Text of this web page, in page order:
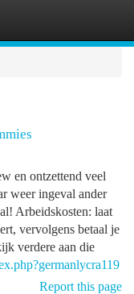
en ontzettend veel
weer ingeval ander
Arbeidskosten: laat
vervolgens betaal je
verdere aan die
Report this page